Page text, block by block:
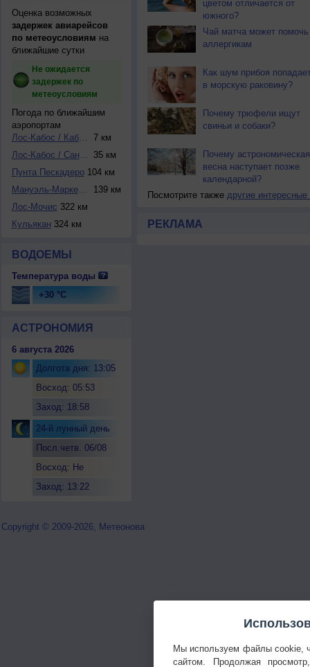
Оценка возможных
задержек авиарейсов
по метеоусловиям на
ближайшие сутки
Не ожидается
задержек по
метеоусловиям
Погода по ближайшим
аэропортам
Лос-Кабос / Кабо ...
7 км
Лос-Кабос / Сан-Х...
35 км
Пунта Пескадеро104 км
Мануэль-Маркес-де...
139 км
Лос-Мочис 322 км
Кульякан 324 км
ВОДОЕМЫ
Температура воды
+30 °C
АСТРОНОМИЯ
6 августа 2026
Долгота дня: 13:05
Восход: 05:53
Заход: 18:58
24-й лунный день
Посл.четв. 06/08
Восход: Не
Заход: 13:22
цветом отличается от
южного?
Чай матча может помочь
аллергикам
Как шум прибоя
в морскую раковину?
Почему трюфели ищут
свиньи и собаки?
Почему астрономическая
весна наступает позже
календарной?
Посмотрите также другие интересные
РЕКЛАМА
Copyright © 2009-2026, Метеонова
Мы используем файлы cookie,
сайтом. Продолжая